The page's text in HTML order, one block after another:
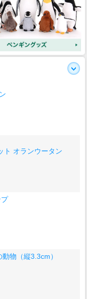
ト オランウータン
物（縦3.3cm）